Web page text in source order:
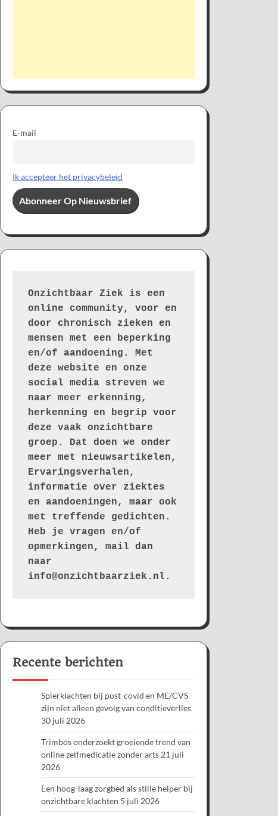
E-mail
Ik accepteer het privacybeleid
Onzichtbaar Ziek is een
online community, voor en
door chronisch zieken en
mensen met een beperking
en/of aandoening. Met
deze website en onze
social media streven we
naar meer erkenning,
herkenning en begrip voor
deze vaak onzichtbare
groep. Dat doen we onder
meer met nieuwsartikelen,
Ervaringsverhalen,
informatie over ziektes
en aandoeningen, maar ook
met treffende gedichten.
Heb je vragen en/of
opmerkingen, mail dan
naar
info@onzichtbaarziek.nl.
Recente berichten
Spierklachten bij post-covid en ME/CVS
zijn niet alleen gevolg van conditieverlies
30 juli 2026
Trimbos onderzoekt groeiende trend van
online zelfmedicatie zonder arts 21 juli
2026
Een hoog-laag zorgbed als stille helper bij
onzichtbare klachten 5 juli 2026